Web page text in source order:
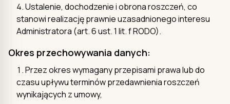
Ustalenie, dochodzenie i obrona roszczeń, co
stanowi realizację prawnie uzasadnionego interesu
Administratora (art. 6 ust. 1 lit. f RODO).
Okres przechowywania danych:
Przez okres wymagany przepisami prawa lub do
czasu upływu terminów przedawnienia roszczeń
wynikających z umowy,